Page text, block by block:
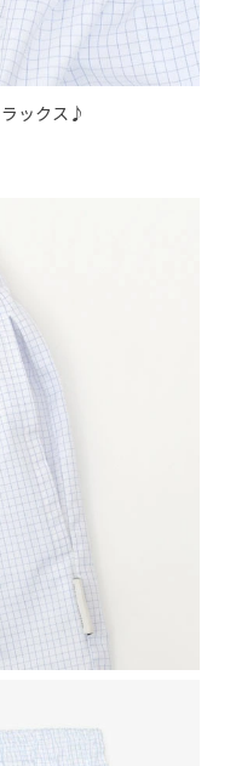
ックス♪